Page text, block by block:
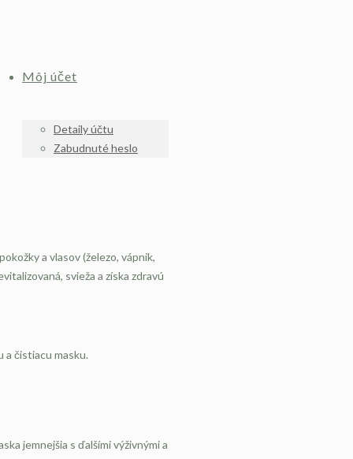
Môj účet
Detaily účtu
Zabudnuté heslo
a vlasov (železo, vápnik,
svieža a získa zdravú
a čistiacu masku.
​​jemnejšia s ďalšími výživnými a